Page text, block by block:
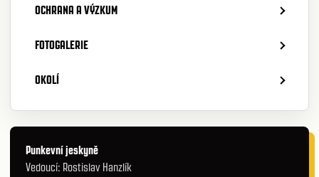
OCHRANA A VÝZKUM
FOTOGALERIE
OKOLÍ
Punkevní jeskyně
Vedoucí: Rostislav Hanzlík